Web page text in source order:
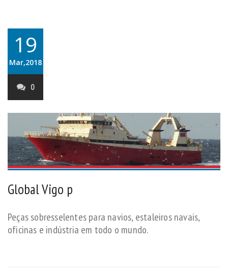
19
Mar,2018
0
Global Vigo p
Peças sobresselentes para navios, estaleiros navais,
oficinas e indústria em todo o mundo.